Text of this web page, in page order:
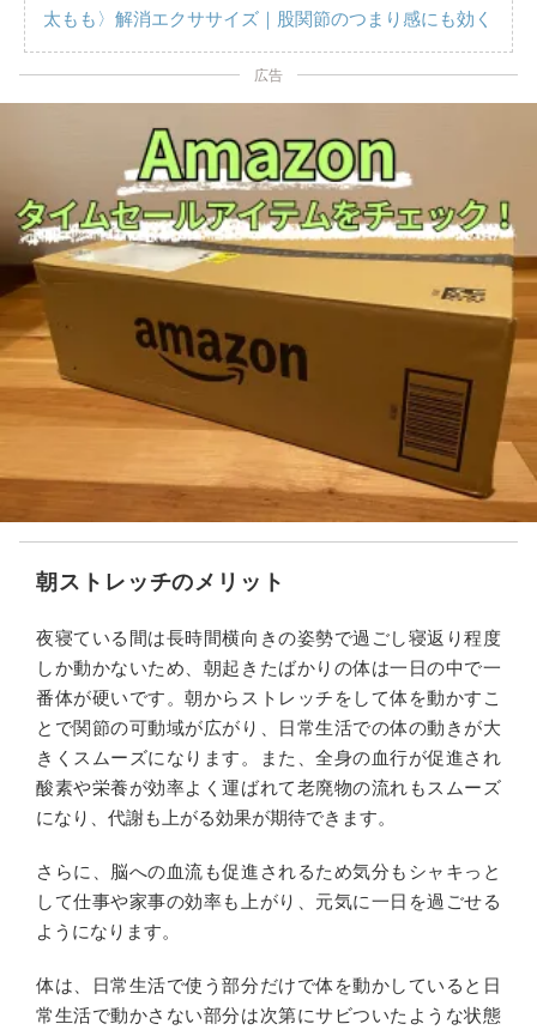
太もも〉解消エクササイズ｜股関節のつまり感にも効く
広告
朝ストレッチのメリット
夜寝ている間は長時間横向きの姿勢で過ごし寝返り程度
しか動かないため、朝起きたばかりの体は一日の中で一
番体が硬いです。朝からストレッチをして体を動かすこ
とで関節の可動域が広がり、日常生活での体の動きが大
きくスムーズになります。また、全身の血行が促進され
酸素や栄養が効率よく運ばれて老廃物の流れもスムーズ
になり、代謝も上がる効果が期待できます。
さらに、脳への血流も促進されるため気分もシャキっと
して仕事や家事の効率も上がり、元気に一日を過ごせる
ようになります。
体は、日常生活で使う部分だけで体を動かしていると日
常生活で動かさない部分は次第にサビついたような状態